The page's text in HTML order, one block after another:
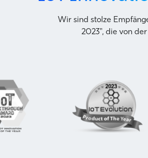
Wir sind stolze
2023", die von